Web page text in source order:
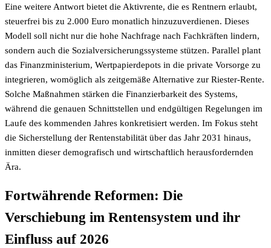
Eine weitere Antwort bietet die Aktivrente, die es Rentnern erlaubt,
steuerfrei bis zu 2.000 Euro monatlich hinzuzuverdienen. Dieses
Modell soll nicht nur die hohe Nachfrage nach Fachkräften lindern,
sondern auch die Sozialversicherungssysteme stützen. Parallel plant
das Finanzministerium, Wertpapierdepots in die private Vorsorge zu
integrieren, womöglich als zeitgemäße Alternative zur Riester-Rente.
Solche Maßnahmen stärken die Finanzierbarkeit des Systems,
während die genauen Schnittstellen und endgültigen Regelungen im
Laufe des kommenden Jahres konkretisiert werden. Im Fokus steht
die Sicherstellung der Rentenstabilität über das Jahr 2031 hinaus,
inmitten dieser demografisch und wirtschaftlich herausfordernden
Ära.
Fortwährende Reformen: Die
Verschiebung im Rentensystem und ihr
Einfluss auf 2026